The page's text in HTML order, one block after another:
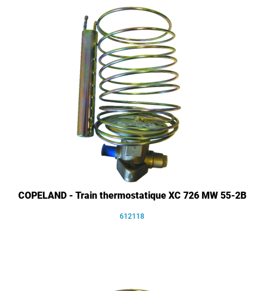
COPELAND - Train thermostatique XC 726 MW 55-2B
612118